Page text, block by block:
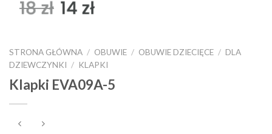
STRONA GŁÓWNA / OBUWIE / OBUWIE DZIECIĘCE / DLA
DZIEWCZYNKI / KLAPKI
Klapki EVA09A-5